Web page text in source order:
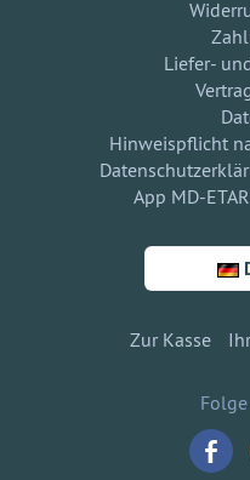
Liefer-
Hinweispflicht
App MD-
Zur Kasse